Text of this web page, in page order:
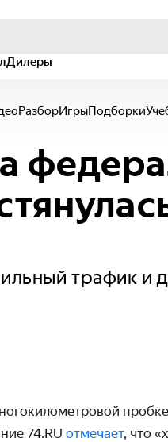
Дилеры
РазборИгрыПодборки
трафик и
74.RU отмечает, что